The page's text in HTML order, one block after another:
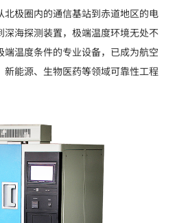
极圈内的通信基站到赤道地区的电
海探测装置，极端温度环境无处不
温度条件的专业设备，已成为航空
能源、生物医药等领域可靠性工程